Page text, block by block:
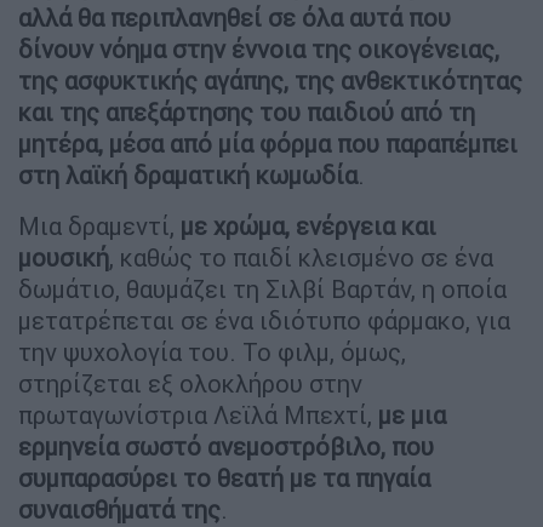
αλλά θα περιπλανηθεί σε όλα αυτά που
δίνουν νόημα στην έννοια της οικογένειας,
της ασφυκτικής αγάπης, της ανθεκτικότητας
και της απεξάρτησης του παιδιού από τη
μητέρα, μέσα από μία φόρμα που παραπέμπει
στη λαϊκή δραματική κωμωδία.
Μια δραμεντί, με χρώμα, ενέργεια και
μουσική, καθώς το παιδί κλεισμένο σε ένα
δωμάτιο, θαυμάζει τη Σιλβί Βαρτάν, η οποία
μετατρέπεται σε ένα ιδιότυπο φάρμακο, για
την ψυχολογία του. Το φιλμ, όμως,
στηρίζεται εξ ολοκλήρου στην
πρωταγωνίστρια Λεϊλά Μπεχτί, με μια
ερμηνεία σωστό ανεμοστρόβιλο, που
συμπαρασύρει το θεατή με τα πηγαία
συναισθήματά της.